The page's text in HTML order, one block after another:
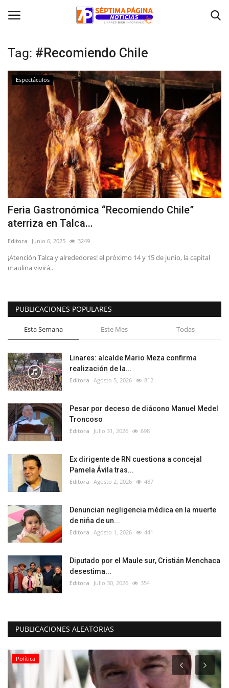
Inicio
Crónica
Tribunales
Deporte
Política
Espectáculos
Tag: #Recomiendo Chile
Espectáculos
Feria Gastronómica “Recomiendo Chile”
aterriza en Talca...
Editora Junio 6, 2025 3249
¡Atención Talca y alrededores! el próximo 14 y 15 de junio, la capital
maulina vivirá...
PUBLICACIONES POPULARES
Esta Semana Este Mes Todas
Linares: alcalde Mario Meza confirma
realización de la...
Editora Agosto 5, 2026 812
Pesar por deceso de diácono Manuel Medel
Troncoso
Editora Julio 31, 2026 698
Ex dirigente de RN cuestiona a concejal
Pamela Ávila tras...
Editora Agosto 2, 2026 487
Denuncian negligencia médica en la muerte
de niña de un...
Editora Agosto 1, 2026 441
Diputado por el Maule sur, Cristián Menchaca
desestima...
Editora Julio 30, 2026 354
PUBLICACIONES ALEATORIAS
Política